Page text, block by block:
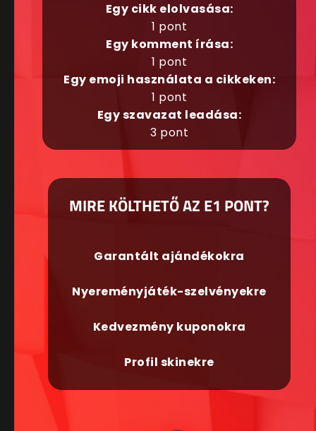
Egy cikk elolvasása:
1 pont
Egy komment írása:
1 pont
Egy emoji használata a cikkeken:
1 pont
Egy szavazat leadása:
3 pont
MIRE KÖLTHETŐ AZ E1 PONT?
Garantált ajándékokra
Nyereményjáték-szelvényekre
Kedvezmény kuponokra
Profil skinekre